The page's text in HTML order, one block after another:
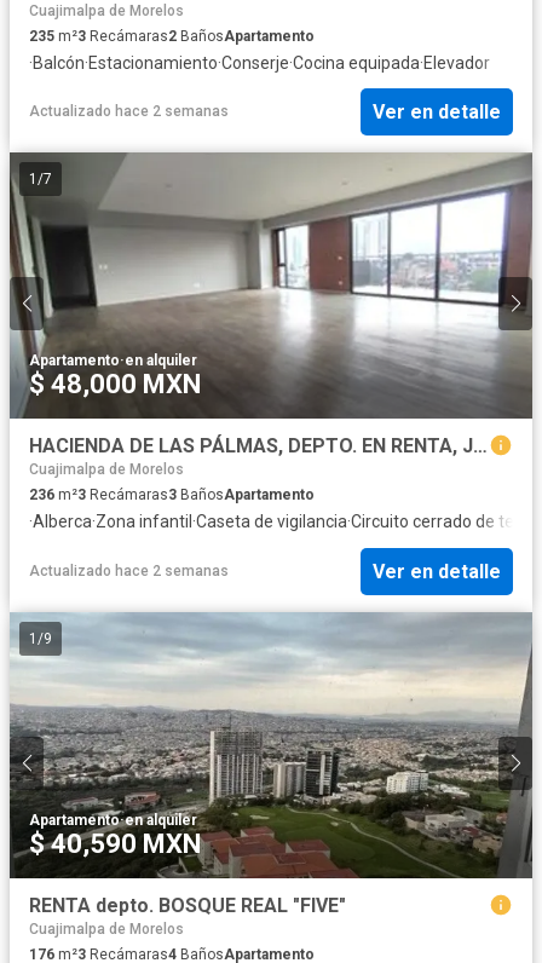
Cuajimalpa de Morelos
235 m²3 Recámaras2 BañosApartamento
·Balcón·Estacionamiento·Conserje·Cocina equipada·Elevador
Actualizado hace 2 semanas Ver en detalle
1 /7
Apartamento·en alquiler
$ 48,000 MXN
HACIENDA DE LAS PÁLMAS, DEPTO. EN RENTA, JESUS DEL MONTE, EDO. DE MÉXICO
Cuajimalpa de Morelos
236 m²3 Recámaras3 BañosApartamento
·Alberca·Zona infantil ·Caseta de vigilancia·Circuito cerrado de
Actualizado hace 2 semanas Ver en detalle
1 /9
Apartamento·en alquiler
$ 40,590 MXN
RENTA depto. BOSQUE REAL "FIVE"
Cuajimalpa de Morelos
176 m²3 Recámaras4 BañosApartamento